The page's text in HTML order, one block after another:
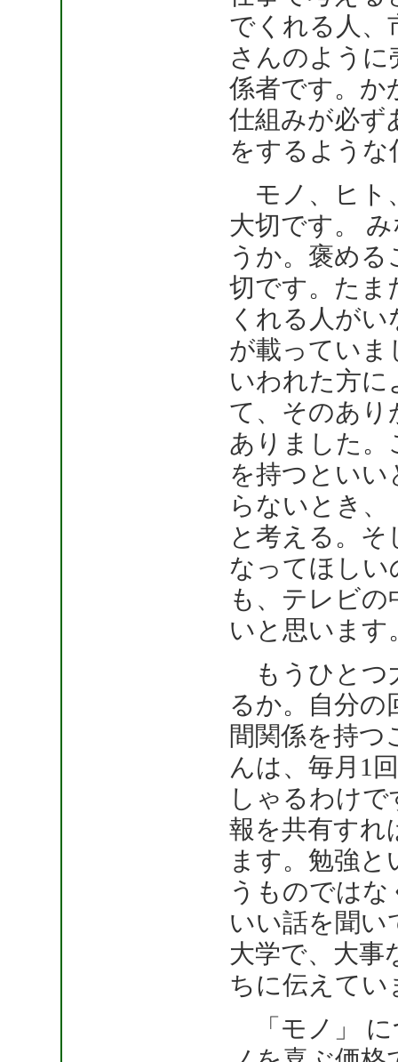
でくれる人、
さんのように
係者です。か
仕組みが必ず
をするよう
モノ、ヒト
大切です。
うか。褒め
切です。たま
くれる人が
が載っていま
いわれた方
て、そのあり
ありました。
を持つとい
らないとき
と考える。
なってほしい
も、テレビ
いと思います
もうひとつ
るか。自分の
間関係を持つ
んは、毎月1
しゃるわけ
報を共有すれ
ます。勉強
うものでは
いい話を聞い
大学で、大事
ちに伝えてい
「モノ」 に